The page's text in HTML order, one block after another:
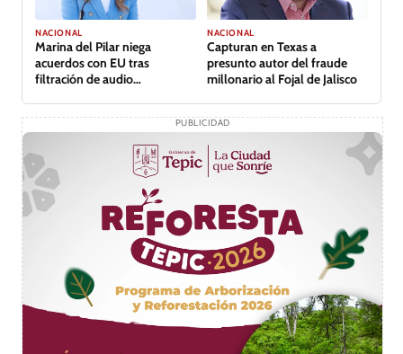
NACIONAL
Marina del Pilar niega
acuerdos con EU tras
filtración de audio
NACIONAL
Capturan en Texas a
presunto autor del fraude
millonario al Fojal de Jalisco
PUBLICIDAD